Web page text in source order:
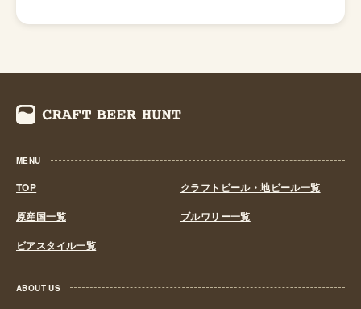
を消していきました。これによりビール作りは戦後しばら
の年間2,000キロリッターから60キロリッターに引き下げ
られたことで転機がおとずれます。これにより、再び小規
が誕生する流れができました。ちなみ、地ビール製造免許
第1号は新潟県のエチゴビールと北海道のオホーツクビー
「オホーツクビール」が発売されました。 この経済政策
は功を奏し、日本中に続々と地ビール製造業社が生まれ、
造所が全国各地に誕生しました。しかし、ただブームだけ
MENU
TOP
クラフトビール・地ビール一覧
原産国一覧
ブルワリー一覧
ビアスタイル一覧
ABOUT US